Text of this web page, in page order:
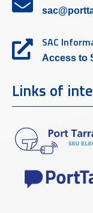
SAC
Access to
Links of